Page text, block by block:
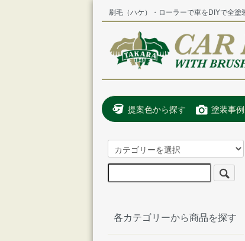
刷毛（ハケ）・ローラーで車をDIYで全塗
提案色から探す 塗装事
各カテゴリーから商品を探す